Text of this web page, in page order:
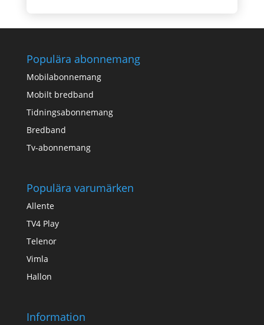
Populära abonnemang
Mobilabonnemang
Mobilt bredband
Tidningsabonnemang
Bredband
Tv-abonnemang
Populära varumärken
Allente
TV4 Play
Telenor
Vimla
Hallon
Information